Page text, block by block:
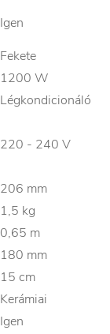
Igen
Fekete
1200 W
Légkondicionáló
220 - 240 V
206 mm
1,5 kg
0,65 m
180 mm
15 cm
Kerámiai
Igen